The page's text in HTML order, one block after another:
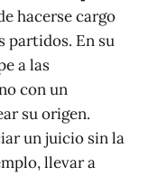
hacerse cargo
partidos. En su
a las
con un
su origen.
un juicio sin la
llevar a